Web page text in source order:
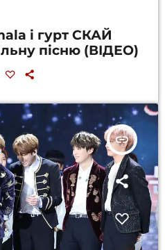
і гурт СКАЙ
пісню (ВІДЕО)
insert_link